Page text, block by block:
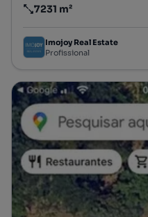
Preço por metro quadrado
7231 m²
Imojoy Real Estate
Profissional